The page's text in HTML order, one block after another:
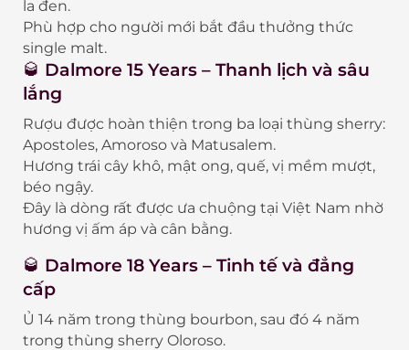
la đen.
Phù hợp cho người mới bắt đầu thưởng thức
single malt.
🥃 Dalmore 15 Years – Thanh lịch và sâu
lắng
Rượu được hoàn thiện trong ba loại thùng sherry:
Apostoles, Amoroso và Matusalem.
Hương trái cây khô, mật ong, quế, vị mềm mượt,
béo ngậy.
Đây là dòng rất được ưa chuộng tại Việt Nam nhờ
hương vị ấm áp và cân bằng.
🥃 Dalmore 18 Years – Tinh tế và đẳng
cấp
Ủ 14 năm trong thùng bourbon, sau đó 4 năm
trong thùng sherry Oloroso.